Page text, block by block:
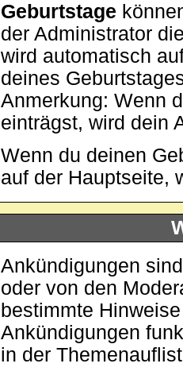
Geburtstage
der Administrator
wird automatisch
deines
Anmerkung: Wenn
einträgst, wird dein
Wenn du deinen
auf der Hauptseite,
Ankündigungen
oder von den
bestimmte
Ankündigungen
in der